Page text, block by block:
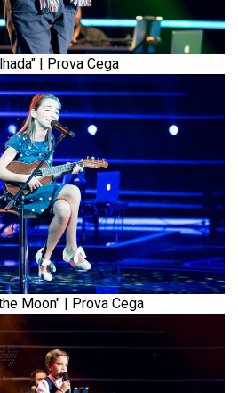
| Prova Cega
Moon" | Prova Cega